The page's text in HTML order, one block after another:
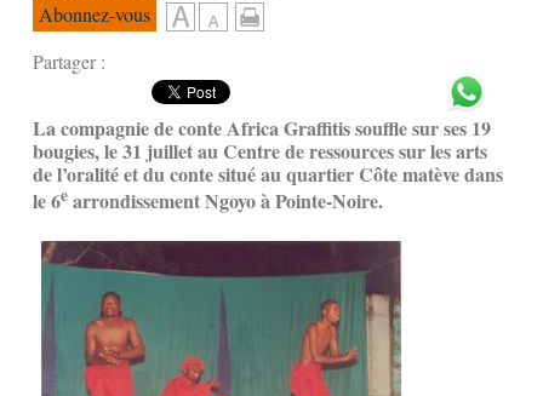
Abonnez-vous
Partager :
La compagnie de conte Africa Graffitis souffle sur ses 19
bougies, le 31 juillet au Centre de ressources sur les arts
de l’oralité et du conte situé au quartier Côte matève dans
le 6e arrondissement Ngoyo à Pointe-Noire.